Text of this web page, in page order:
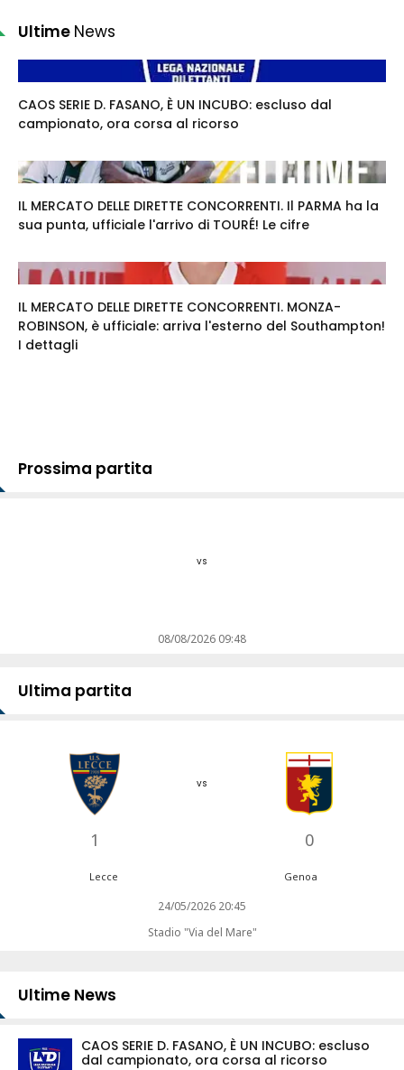
Ultime News
CAOS SERIE D. FASANO, È UN INCUBO: escluso dal
campionato, ora corsa al ricorso
IL MERCATO DELLE DIRETTE CONCORRENTI. Il PARMA ha la
sua punta, ufficiale l'arrivo di TOURÉ! Le cifre
IL MERCATO DELLE DIRETTE CONCORRENTI. MONZA-
ROBINSON, è ufficiale: arriva l'esterno del Southampton!
I dettagli
Prossima partita
vs
08/08/2026 09:48
Ultima partita
1
vs
0
Lecce Genoa
24/05/2026 20:45
Stadio "Via del Mare"
Ultime News
CAOS SERIE D. FASANO, È UN INCUBO: escluso
dal campionato, ora corsa al ricorso